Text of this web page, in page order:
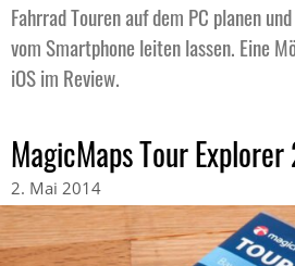
Fahrrad Touren auf dem PC planen
vom Smartphone leiten lassen. Eine
iOS im Review.
MagicMaps Tour
2. Mai 2014